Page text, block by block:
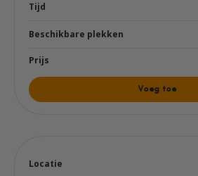
Voeg toe